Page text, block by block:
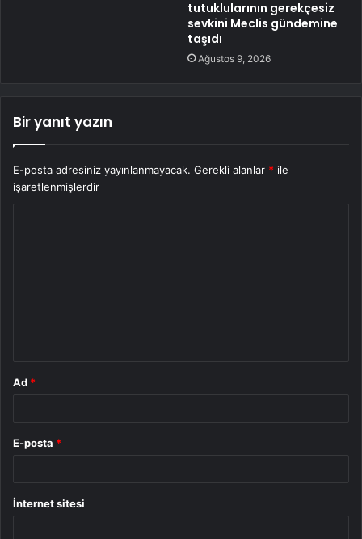
tutuklularının gerekçesiz
sevkini Meclis gündemine
taşıdı
Ağustos 9, 2026
Bir yanıt yazın
E-posta adresiniz yayınlanmayacak. Gerekli alanlar * ile
işaretlenmişlerdir
Ad *
E-posta *
İnternet sitesi